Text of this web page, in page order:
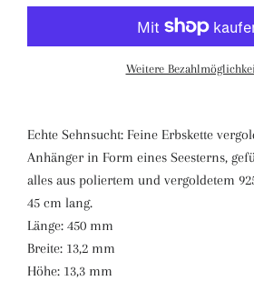
Weitere
Echte Sehnsucht: Feine Erbskette
Anhänger in Form eines Seesterns,
alles aus poliertem und vergoldetem
45 cm lang.
Länge: 450 mm
Breite: 13,2 mm
Höhe: 13,3 mm